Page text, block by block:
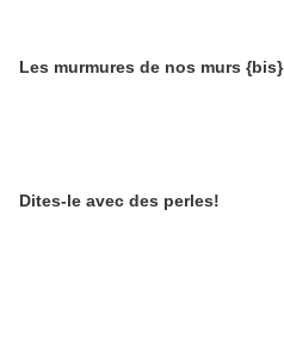
Les murmures de nos murs {bis}
Dites-le avec des perles!